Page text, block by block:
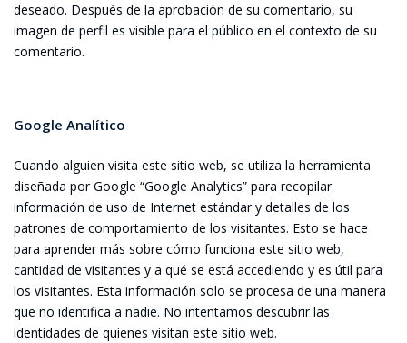
deseado. Después de la aprobación de su comentario, su
imagen de perfil es visible para el público en el contexto de su
comentario.
Google Analítico
Cuando alguien visita este sitio web, se utiliza la herramienta
diseñada por Google “Google Analytics” para recopilar
información de uso de Internet estándar y detalles de los
patrones de comportamiento de los visitantes. Esto se hace
para aprender más sobre cómo funciona este sitio web,
cantidad de visitantes y a qué se está accediendo y es útil para
los visitantes. Esta información solo se procesa de una manera
que no identifica a nadie. No intentamos descubrir las
identidades de quienes visitan este sitio web.